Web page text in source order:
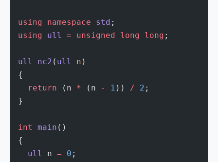
using namespace std ;
using ull = unsigned long long ;
ull nc2 ( ull n )
{
  return
(n * (n - 1 )) / 2 ;
}
int main ()
{
  ull
n = 0 ;